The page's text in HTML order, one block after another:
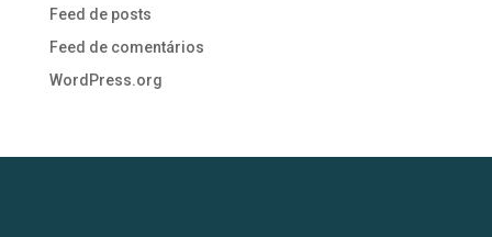
Feed de posts
Feed de comentários
WordPress.org